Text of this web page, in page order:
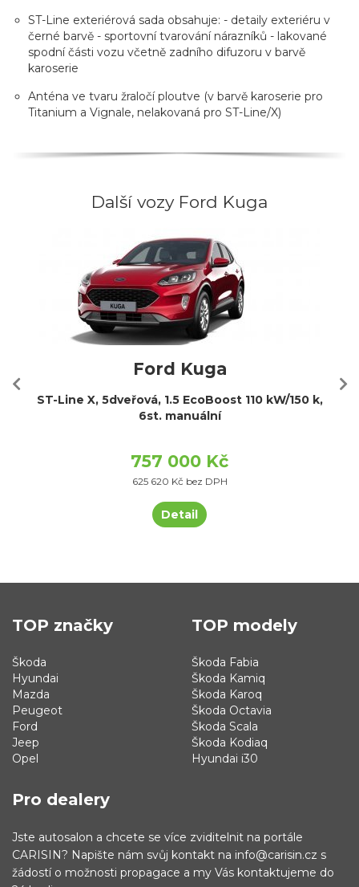
ST-Line exteriérová sada obsahuje: - detaily exteriéru v
černé barvě - sportovní tvarování nárazníků - lakované
spodní části vozu včetně zadního difuzoru v barvě
karoserie
Anténa ve tvaru žraločí ploutve (v barvě karoserie pro
Titanium a Vignale, nelakovaná pro ST-Line/X)
Další vozy Ford Kuga
Ford Kuga
ST-Line X, 5dveřová, 1.5 EcoBoost 110 kW/150 k,
6st. manuální
757 000 Kč
625 620 Kč bez DPH
Detail
TOP značky
Škoda
Hyundai
Mazda
Peugeot
Ford
Jeep
Opel
TOP modely
Škoda Fabia
Škoda Kamiq
Škoda Karoq
Škoda Octavia
Škoda Scala
Škoda Kodiaq
Hyundai i30
Pro dealery
Jste autosalon a chcete se více zviditelnit na portále
CARISIN? Napište nám svůj kontakt na info@carisin.cz s
žádostí o možnosti propagace a my Vás kontaktujeme do